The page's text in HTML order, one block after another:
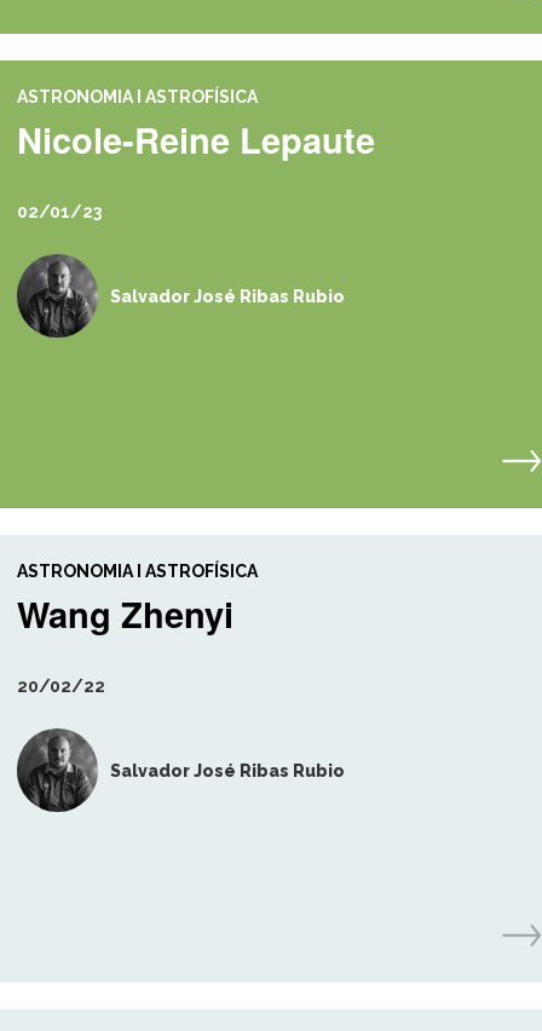
ASTRONOMIA I ASTROFÍSICA
Nicole-Reine Lepaute
02/01/23
Salvador José Ribas Rubio
ASTRONOMIA I ASTROFÍSICA
Wang Zhenyi
20/02/22
Salvador José Ribas Rubio